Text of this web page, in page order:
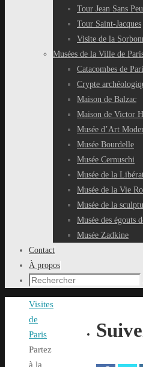
Tour Jean Sans
Tour Saint-Jacques
Visite de la
Musées de la Ville de
Catacombes de
Crypte
Maison de Balzac
Maison de Victor
Musée d’Art
Musée Bourdelle
Musée Cernuschi
Musée de la
Musée de la Vie
Musée de la
Musée des égouts
Musée Zadkine
Contact
À propos
Recherche
:
Accueil
Visites
de
Paris
Partez
à la